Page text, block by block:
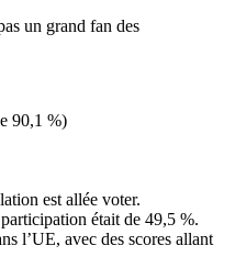
un grand fan des
90,1 %)
est allée voter.
était de 49,5 %.
l’UE, avec des scores allant